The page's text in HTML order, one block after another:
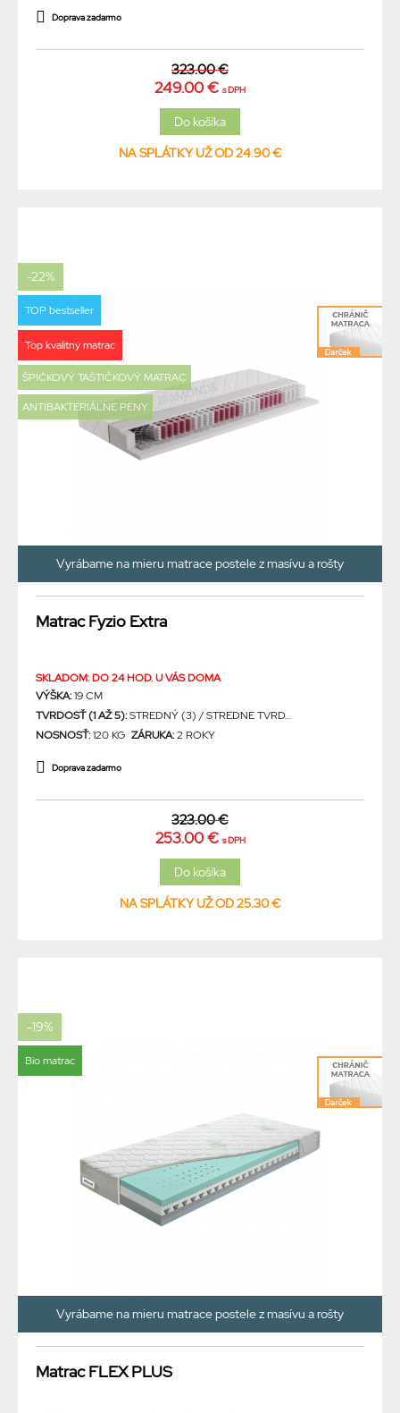
Doprava zadarmo
323.00 €
249.00 € s DPH
NA SPLÁTKY UŽ OD 24.90 €
-22%
TOP bestseller
Top kvalitný matrac
ŠPIČKOVÝ TAŠTIČKOVÝ MATRAC
ANTIBAKTERIÁLNE PENY
Vyrábame na mieru matrace postele z masívu a rošty
Matrac Fyzio Extra
SKLADOM: DO 24 HOD. U VÁS DOMA
VÝŠKA:19 CM
TVRDOSŤ (1 AŽ 5):STREDNÝ (3) / STREDNE TVRD...
NOSNOSŤ:120 KG ZÁRUKA:2 ROKY
Doprava zadarmo
323.00 €
253.00 € s DPH
NA SPLÁTKY UŽ OD 25.30 €
-19%
Bio matrac
Vyrábame na mieru matrace postele z masívu a rošty
Matrac FLEX PLUS